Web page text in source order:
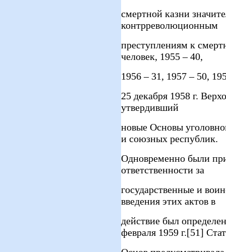
смертной казни
контрреволюционным
преступлениям к
человек, 1955 – 40,
1956 – 31, 1957 – 50,
25 декабря 1958 г.
утвердивший
новые Основы
и союзных республик.
Одновременно были
ответственности за
государственные и
введения этих актов в
действие был
февраля 1959 г.[51]